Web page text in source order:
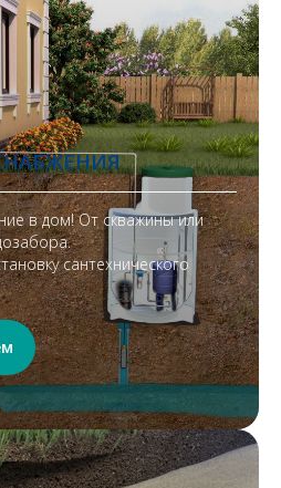
в дом! От скважины или
сантехнического